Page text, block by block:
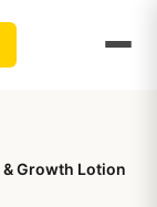
& Growth Lotion